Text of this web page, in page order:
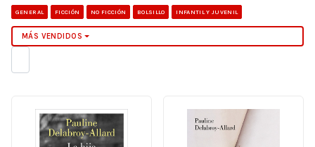
GENERAL FICCIÓN NO FICCIÓN BOLSILLO INFANTIL Y JUVENIL
MÁS VENDIDOS